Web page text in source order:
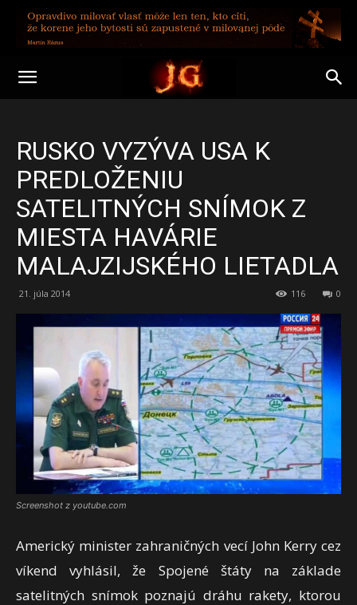
RUSKO VYZÝVA USA K
PREDLOŽENIU
SATELITNÝCH SNÍMOK Z
MIESTA HAVÁRIE
MALAJZIJSKÉHO LIETADLA
21. júla 2014 0
116
Screenshot z youtube.com
Americký minister zahraničných vecí John Kerry cez
víkend vyhlásil, že Spojené štáty na základe
satelitných snímok poznajú dráhu rakety, ktorou